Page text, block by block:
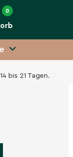
0
bis 21 Tagen.